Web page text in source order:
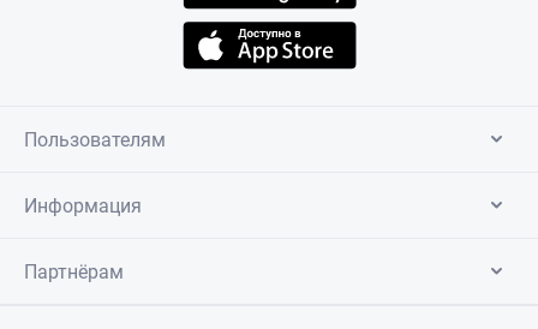
Пользователям
Информация
Партнёрам